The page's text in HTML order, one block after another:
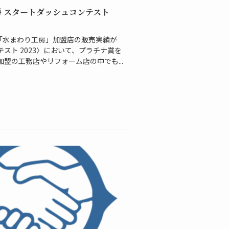
タートダッシュコンテスト
まわり工房」加盟店の販売実績が
ト 2023〉において、プラチナ賞を
の工務店やリフォーム店の中でも...